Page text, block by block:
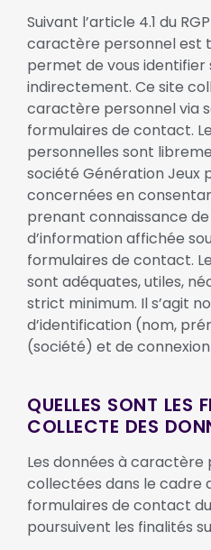
Suivant l’article 4.1 du
caractère personnel est
permet de vous
indirectement. Ce site
caractère personnel via
formulaires de contact.
personnelles sont
société Génération Jeux
concernées en
prenant connaissance
d’information affichée
formulaires de contact.
sont adéquates, utiles,
strict minimum. Il s’agit
d’identification (nom,
(société) et de
QUELLES SONT LES
COLLECTE DES
Les données à caractère
collectées dans le cadre
formulaires de contact
poursuivent les finalités